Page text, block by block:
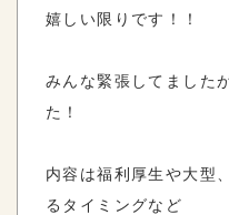
嬉しい限りです！！
みんな緊張してました
た！
内容は福利厚生や大型
るタイミングなど